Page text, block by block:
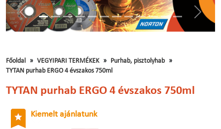
Előző
Főoldal VEGYIPARI TERMÉKEK
Purhab, pisztolyhab
TYTAN purhab ERGO 4 évszakos 750ml
TYTAN purhab ERGO 4 évszakos 750ml
Kiemelt ajánlatunk